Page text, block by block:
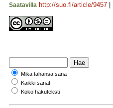
Saatavilla http://suo.fi/article/9457
Mikä tahansa sana
Kaikki sanat
Koko hakuteksti